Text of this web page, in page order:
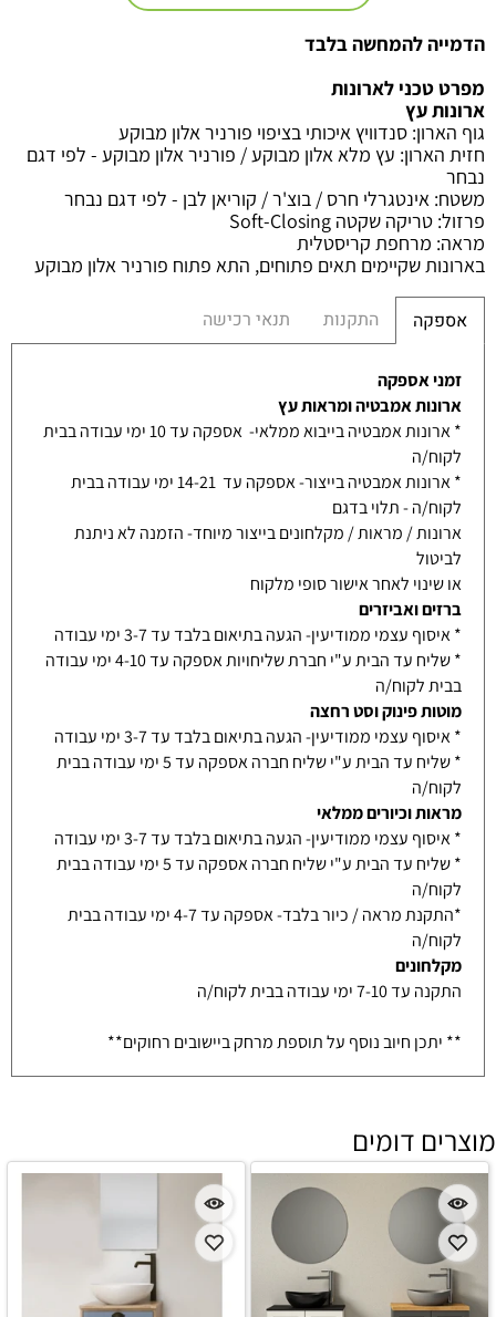
הדמייה להמחשה בלבד
מפרט טכני לארונות
ארונות עץ
גוף הארון: סנדוויץ איכותי בציפוי פורניר אלון מבוקע
חזית הארון: עץ מלא אלון מבוקע / פורניר אלון מבוקע - לפי דגם
נבחר
משטח: אינטגרלי חרס / בוצ'ר / קוריאן לבן - לפי דגם נבחר
פרזול: טריקה שקטה Soft-Closing
מראה: מרחפת קריסטלית
בארונות שקיימים תאים פתוחים, התא פתוח פורניר אלון מבוקע
אספקה התקנות תנאי רכישה
זמני אספקה
ארונות אמבטיה ומראות עץ
* ארונות אמבטיה בייבוא ממלאי- אספקה עד 10 ימי עבודה בבית
לקוח/ה
* ארונות אמבטיה בייצור- אספקה עד 14-21 ימי עבודה בבית
לקוח/ה - תלוי בדגם
ארונות / מראות / מקלחונים בייצור מיוחד- הזמנה לא ניתנת
לביטול
או שינוי לאחר אישור סופי מלקוח
ברזים ואביזרים
* איסוף עצמי ממודיעין- הגעה בתיאום בלבד עד 3-7 ימי עבודה
* שליח עד הבית ע"י חברת שליחויות אספקה עד 4-10 ימי עבודה
בבית לקוח/ה
מוטות פינוק וסט רחצה
* איסוף עצמי ממודיעין- הגעה בתיאום בלבד עד 3-7 ימי עבודה
* שליח עד הבית ע"י שליח חברה אספקה עד 5 ימי עבודה בבית
לקוח/ה
מראות וכיורים ממלאי
* איסוף עצמי ממודיעין- הגעה בתיאום בלבד עד 3-7 ימי עבודה
* שליח עד הבית ע"י שליח חברה אספקה עד 5 ימי עבודה בבית
לקוח/ה
*התקנת מראה / כיור בלבד- אספקה עד 4-7 ימי עבודה בבית
לקוח/ה
מקלחונים
התקנה עד 7-10 ימי עבודה בבית לקוח/ה
** יתכן חיוב נוסף על תוספת מרחק ביישובים רחוקים**
מוצרים דומים